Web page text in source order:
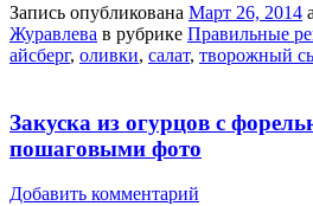
Запись опубликована Март 26, 2014
Журавлева в рубрике Правильные
айсберг, оливки, салат, творожный
Закуска из огурцов с
пошаговыми фото
Добавить комментарий